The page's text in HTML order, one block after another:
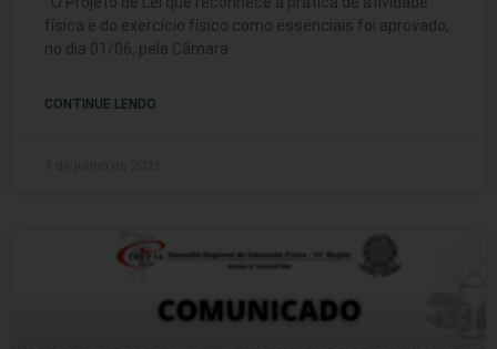
física e do exercício físico como essenciais foi aprovado,
no dia 01/06, pela Câmara
CONTINUE LENDO